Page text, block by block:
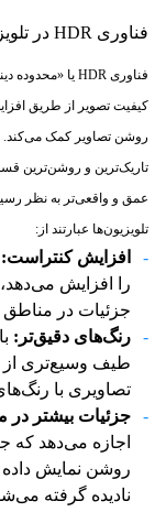
فناوری HDR در تلویزیون مجیک چیست؟
کیفیت تصویر از طریق
روشن تصاویر کمک می‌کند.
تاریک‌ترین و روشن‌ترین
تلویزیون‌ها عبارتند از:
افزایش کنتراست:
را افزایش
جزئیات در
رنگ‌های دقیق‌تر:
طیف وسیع‌تری از
تصاویری با
جزئیات بیشتر
اجازه می‌دهد که
روشن نمایش داده
نادیده گرفته